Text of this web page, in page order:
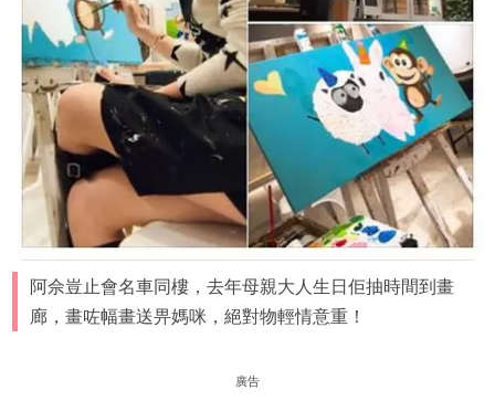
阿佘豈止會名車同樓，去年母親大人生日佢抽時間到畫
廊，畫咗幅畫送畀媽咪，絕對物輕情意重！
廣告